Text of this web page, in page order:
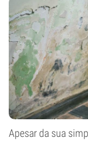
Apesar da sua